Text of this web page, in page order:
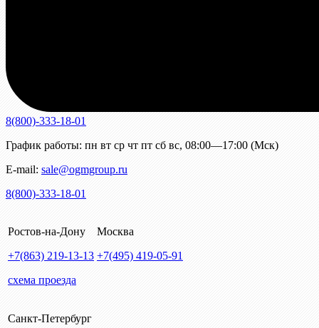
8(800)-333-18-01
График работы: пн вт ср чт пт сб вс, 08:00—17:00 (Мск)
E-mail: sale@ogmgroup.ru
8(800)-333-18-01
Ростов-на-Дону
+7(863) 219-13-13
схема проезда
Москва
+7(495) 419-05-91
Санкт-Петербург